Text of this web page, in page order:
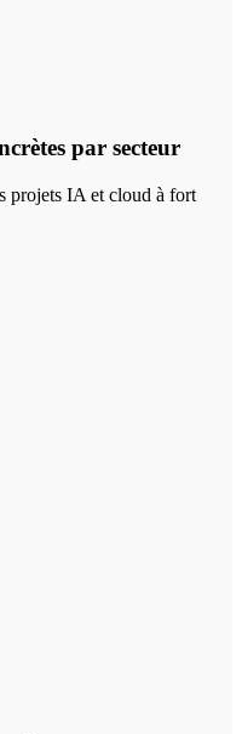
par secteur
projets IA et cloud à fort